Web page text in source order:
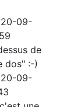
20-09-
de
dos" :-)
20-09-